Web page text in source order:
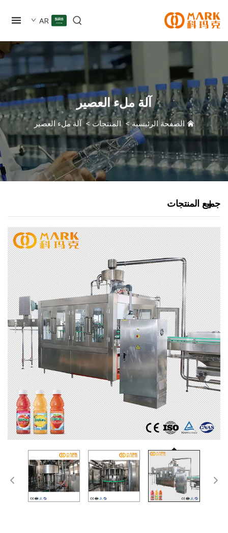
AR
آلة ملء العصير
الصفحة الرئيسية>المنتجات>آلة ملء العصير
المنتجات